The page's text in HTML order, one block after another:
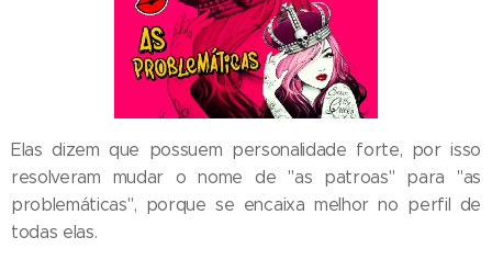
Elas dizem que possuem personalidade forte, por isso
resolveram mudar o nome de "as patroas" para "as
problemáticas", porque se encaixa melhor no perfil de
todas elas.